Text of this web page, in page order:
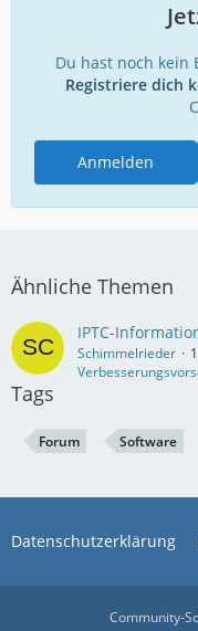
Du hast noch kein
Registriere dich
Anmelden
Ähnliche Themen
IPTC-
Schimmelrieder
Tags
Forum Software
Datenschutzerklärung
Community-